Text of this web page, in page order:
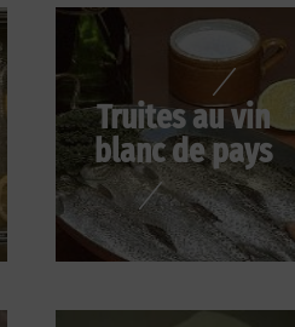
Truites au vin
blanc de pays